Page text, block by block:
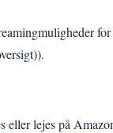
eller lejes på